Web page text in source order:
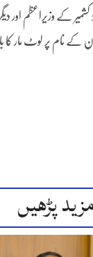
کے وزیراعظم اور
کے نام پر لوٹ مار
پڑھیں